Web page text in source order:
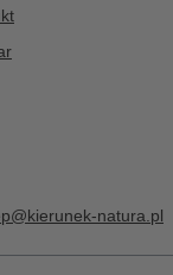
natura.pl